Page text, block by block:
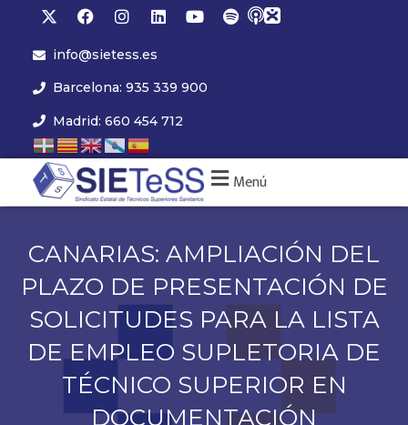
info@sietess.es
Barcelona: 935 339 900
Madrid: 660 454 712
Menú
CANARIAS: AMPLIACIÓN DEL
PLAZO DE PRESENTACIÓN DE
SOLICITUDES PARA LA LISTA
DE EMPLEO SUPLETORIA DE
TÉCNICO SUPERIOR EN
DOCUMENTACIÓN